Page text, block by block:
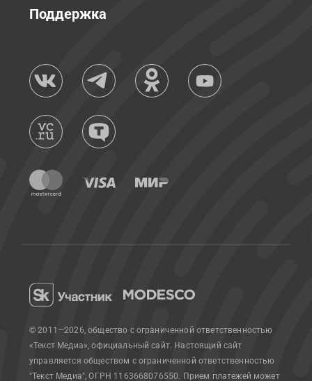
Поддержка
© 2011—2026, общество с ограниченной ответственностью
«Текст Медиа», официальный сайт. Настоящий сайт
управляется обществом с ограниченной ответственностью
"Текст Медиа", ОГРН 1163668076550. Прием платежей может